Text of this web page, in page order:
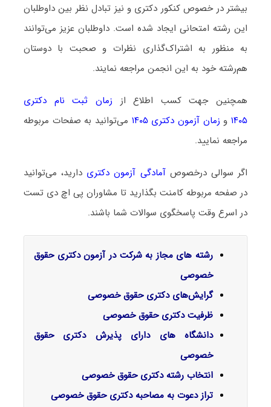
بیشتر در خصوص کنکور دکتری و نیز تبادل نظر بین داوطلبان
این رشته امتحانی ایجاد شده است. داوطلبان عزیز می‌توانند
به منظور به اشتراک‌گذاری نظرات و صحبت با دوستان
هم‌رشته خود به این انجمن مراجعه نمایند.
همچنین جهت کسب اطلاع از زمان ثبت نام دکتری
۱۴۰۵ و زمان آزمون دکتری ۱۴۰۵
می‌توانید به صفحات مربوطه
مراجعه نمایید.
اگر سوالی درخصوصآمادگی آزمون دکتری دارید، می‌توانید
در صفحه مربوطه کامنت بگذارید تا مشاوران پی اچ دی تست
در اسرع وقت پاسخگوی سوالات شما باشند.
رشته های مجاز به شرکت در آزمون دکتری حقوق
خصوصی
گرایش‌های دکتری حقوق خصوصی
ظرفیت دکتری حقوق خصوصی
دانشگاه های دارای پذیرش دکتری حقوق
خصوصی
انتخاب رشته دکتری حقوق خصوصی
تراز دعوت به مصاحبه دکتری حقوق خصوصی